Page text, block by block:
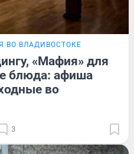
ВО ВЛАДИВОСТОКЕ
«Мафия» для
блюда: афиша
во
3